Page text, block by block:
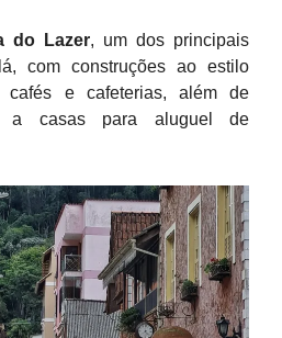
do Lazer, um dos principais
com construções ao estilo
cafés e cafeterias, além de
a casas para aluguel de